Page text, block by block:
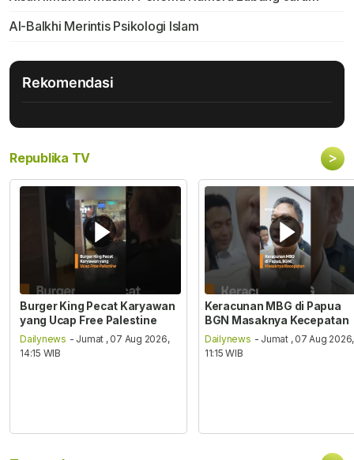
Al-Balkhi Merintis Psikologi Islam
Rekomendasi
Republika TV >
Burger King Pecat Karyawan
yang Ucap Free Palestine
Dailynews - Jumat , 07 Aug 2026,
14:15 WIB
Keracunan MBG di Papua
BGN Masaknya Kecepatan
Dailynews - Jumat , 07 Aug 2026,
11:15 WIB